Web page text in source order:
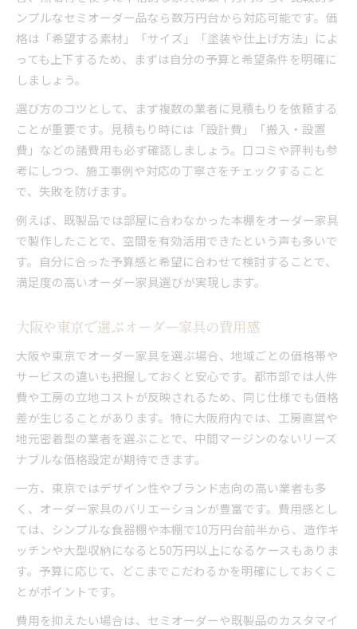
ンプルなセミオーダー品なら数万円台から対応可能です。価
格は「希望する素材」「サイズ」「塗装や仕上げ方法」によ
っても上下するため、まずは自分の予算と希望条件を明確に
しましょう。
選び方のコツとして、まず複数の業者に見積もりを依頼する
ことが重要です。見積もり時には「設計費」「搬入・設置
費」などの諸費用も必ず確認しましょう。口コミや評判も参
考にしつつ、施工事例や対応の丁寧さをチェックすること
で、失敗を防げます。
例えば、既製品では部屋に合わなかった本棚をオーダー家具
で製作したことで、空間を有効活用できたという声も多いで
す。自分に合った予算感と希望に合わせて検討することで、
満足度の高いオーダー家具選びが実現します。
大阪や東京で選ぶオーダー家具の費用感
大阪や東京でオーダー家具を選ぶ場合、地域ごとの価格帯や
サービスの違いも把握しておくと安心です。都市部では人件
費や工房の立地コストが反映されるため、同じ仕様でも価格
差が生じることがあります。特に大阪府内では、工房直営や
地元密着型の業者を選ぶことで、中間マージンのないリーズ
ナブルな価格設定が期待できます。
一方、東京ではデザイン性やブランド志向の高い業者も多
く、オーダー家具のバリエーションが豊富です。費用感とし
ては、シンプルな食器棚や本棚で10万円台前半から、造作キ
ッチンや大型収納になると50万円以上になるケースもありま
す。予算に応じて、どこまでこだわるかを明確にしておくこ
とがポイントです。
費用を抑えたい場合は、セミオーダーや既製品のカスタマイ